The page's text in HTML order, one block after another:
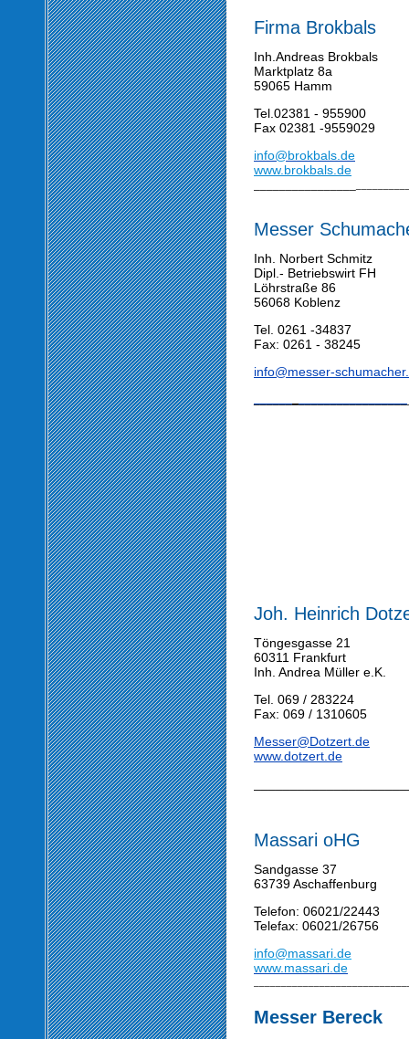
Firma Brokbals
Inh.Andreas Brokbals
Marktplatz 8a
59065 Hamm
Tel.02381 - 955900
Fax 02381 -9559029
info@brokbals.de
www.brokbals.de
Messer
Inh. Norbert Schmitz
Dipl.- Betriebswirt FH
Löhrstraße 86
56068 Koblenz
Tel. 0261 -34837
Fax: 0261 - 38245
info@messer-
Joh. Heinrich
Töngesgasse 21
60311 Frankfurt
Inh. Andrea Müller e.K.
Tel. 069 / 283224
Fax: 069 / 1310605
Messer@Dotzert.de
www.dotzert.de
Massari oHG
Sandgasse 37
63739 Aschaffenburg
Telefon: 06021/22443
Telefax: 06021/26756
info@massari.de
www.massari.de
Messer Bereck